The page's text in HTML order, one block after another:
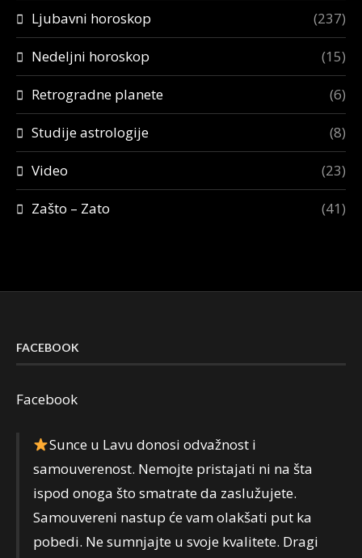
Ljubavni horoskop (237)
Nedeljni horoskop (15)
Retrogradne planete (6)
Studije astrologije (8)
Video (23)
Zašto – Zato (41)
FACEBOOK
Facebook
Sunce u Lavu donosi odvažnost i
samouverenost. Nemojte pristajati ni na šta
ispod onoga što smatrate da zaslužujete.
Samouvereni nastup će vam olakšati put ka
pobedi. Ne sumnjajte u svoje kvalitete. Dragi